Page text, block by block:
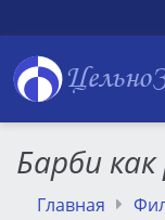
Барби
Главная